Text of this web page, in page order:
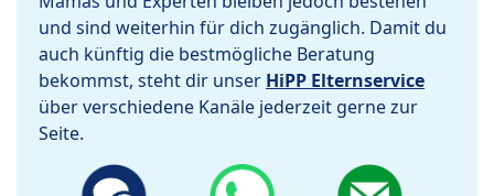
und sind weiterhin für dich zugänglich. Damit du
auch künftig die bestmögliche Beratung
bekommst, steht dir unser HiPP Elternservice
über verschiedene Kanäle jederzeit gerne zur
Seite.